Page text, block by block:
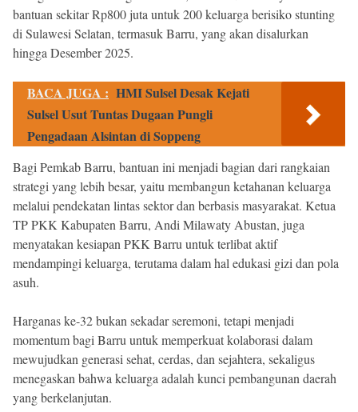
bantuan sekitar Rp800 juta untuk 200 keluarga berisiko stunting
di Sulawesi Selatan, termasuk Barru, yang akan disalurkan
hingga Desember 2025.
BACA JUGA : HMI Sulsel Desak Kejati
Sulsel Usut Tuntas Dugaan Pungli
Pengadaan Alsintan di Soppeng
Bagi Pemkab Barru, bantuan ini menjadi bagian dari rangkaian
strategi yang lebih besar, yaitu membangun ketahanan keluarga
melalui pendekatan lintas sektor dan berbasis masyarakat. Ketua
TP PKK Kabupaten Barru, Andi Milawaty Abustan, juga
menyatakan kesiapan PKK Barru untuk terlibat aktif
mendampingi keluarga, terutama dalam hal edukasi gizi dan pola
asuh.
Harganas ke-32 bukan sekadar seremoni, tetapi menjadi
momentum bagi Barru untuk memperkuat kolaborasi dalam
mewujudkan generasi sehat, cerdas, dan sejahtera, sekaligus
menegaskan bahwa keluarga adalah kunci pembangunan daerah
yang berkelanjutan.